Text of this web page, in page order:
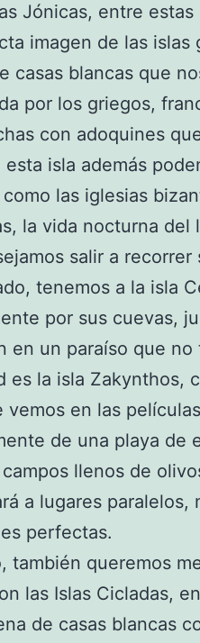
Jónicas, entre
imagen de las islas
casas blancas que
por los griegos,
con adoquines
isla además
las iglesias
la vida nocturna del
salir a recorrer
tenemos a la isla
por sus cuevas,
en un paraíso que no
es la isla Zakynthos,
vemos en las
de una playa de
llenos de
a lugares paralelos,
perfectas.
también queremos
las Islas Cicladas,
de casas blancas